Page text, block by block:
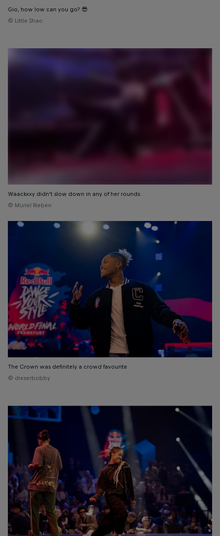
Gio, how low can you go? 😎
© Little Shao
Waackxxy didn't slow down in any of her rounds
© Muriel Rieben
The Crown was definitely a crowd favourite
© dieserbobby